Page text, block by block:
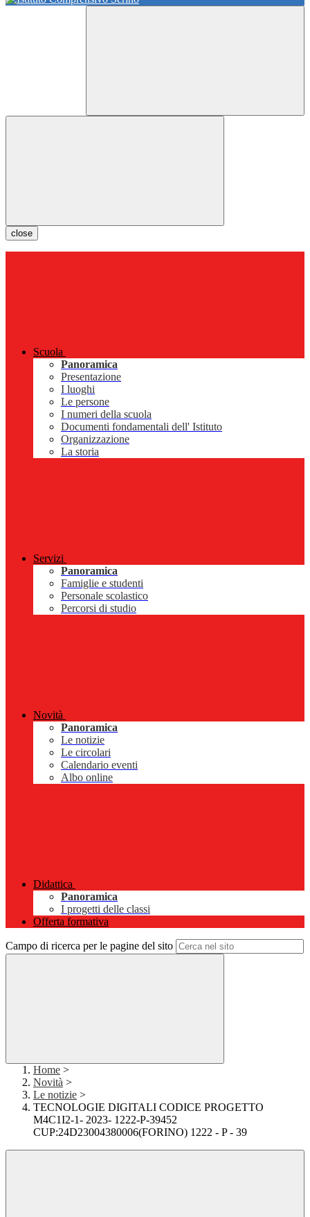
close
Scuola
Panoramica
Presentazione
I luoghi
Le persone
I numeri della scuola
Documenti fondamentali dell' Istituto
Organizzazione
La storia
Servizi
Panoramica
Famiglie e studenti
Personale scolastico
Percorsi di studio
Novità
Panoramica
Le notizie
Le circolari
Calendario eventi
Albo online
Didattica
Panoramica
I progetti delle classi
Offerta formativa
Campo di ricerca per le pagine del sito
Home >
Novità >
Le notizie >
TECNOLOGIE DIGITALI CODICE PROGETTO
M4C1I2-1- 2023- 1222-P-39452
CUP:24D23004380006(FORINO) 1222 - P - 39